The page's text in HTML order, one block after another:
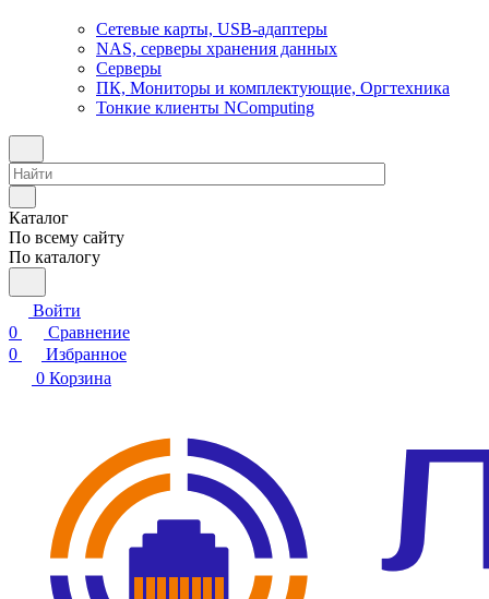
Сетевые карты, USB-адаптеры
NAS, серверы хранения данных
Серверы
ПК, Мониторы и комплектующие, Оргтехника
Тонкие клиенты NComputing
Каталог
По всему сайту
По каталогу
Войти
0
Сравнение
0
Избранное
0 Корзина